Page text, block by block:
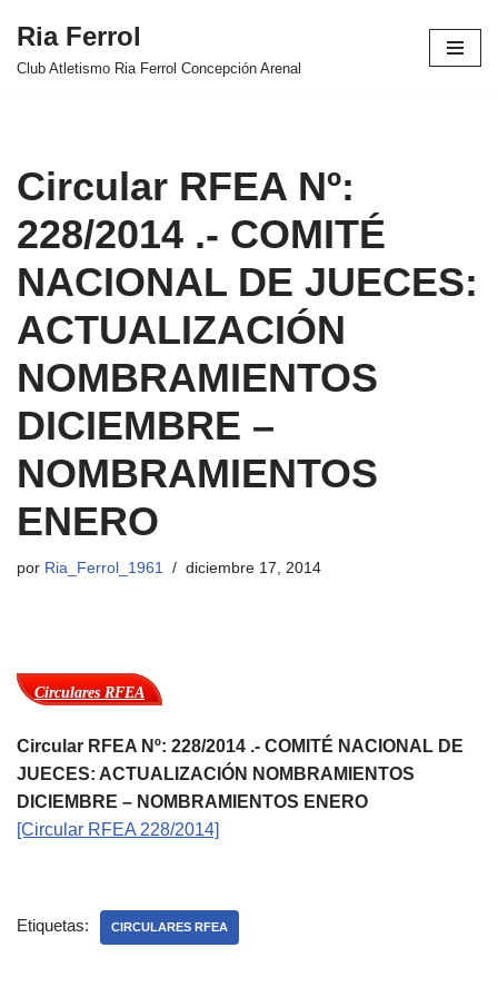
Saltar
Ria Ferrol
Club Atletismo Ria Ferrol Concepción Arenal
Circular RFEA Nº:
228/2014 .- COMITÉ
NACIONAL DE JUECES:
ACTUALIZACIÓN
NOMBRAMIENTOS
DICIEMBRE –
NOMBRAMIENTOS
ENERO
por Ria_Ferrol_1961 diciembre 17, 2014
Circulares RFEA
Circular RFEA Nº: 228/2014 .- COMITÉ NACIONAL DE
JUECES: ACTUALIZACIÓN NOMBRAMIENTOS
DICIEMBRE – NOMBRAMIENTOS ENERO
[Circular RFEA 228/2014]
Etiquetas: CIRCULARES RFEA